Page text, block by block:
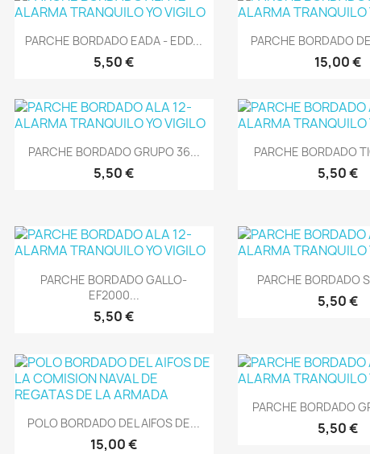
Vista rápida
PARCHE BORDADO EADA - EDD...
5,50 €
Vista
PARCHE BORDADO
15,00 €
Vista rápida
PARCHE BORDADO GRUPO 36...
5,50 €
Vista
PARCHE BORDADO
5,50 €
 Vista rápida
PARCHE BORDADO GALLO-
EF2000...
5,50 €
Vista
PARCHE BORDADO
5,50 €
Vista rápida
POLO BORDADO DEL AIFOS DE...
15,00 €
Vista
PARCHE BORDADO
5,50 €